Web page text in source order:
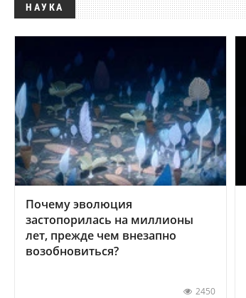
НАУКА
Почему эволюция
застопорилась на миллионы
лет, прежде чем внезапно
возобновиться?
2450